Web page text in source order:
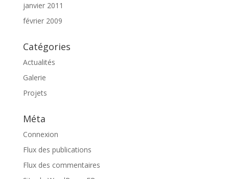
janvier 2011
février 2009
Catégories
Actualités
Galerie
Projets
Méta
Connexion
Flux des publications
Flux des commentaires